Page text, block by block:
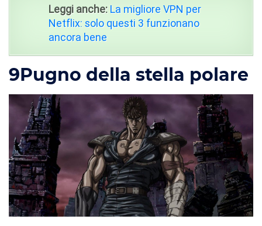
Leggi anche: La migliore VPN per
Netflix: solo questi 3 funzionano
ancora bene
9Pugno della stella polare